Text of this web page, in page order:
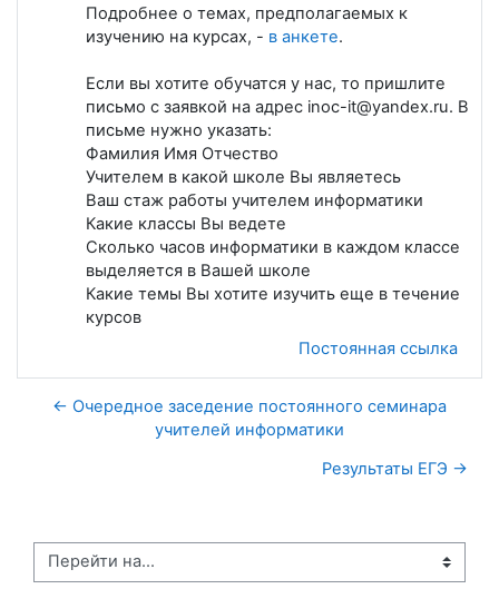
Подробнее о темах, предполагаемых к
изучению на курсах, - в анкете.
Если вы хотите обучатся у нас, то пришлите
письмо с заявкой на адрес inoc-it@yandex.ru. В
письме нужно указать:
Фамилия Имя Отчество
Учителем в какой школе Вы являетесь
Ваш стаж работы учителем информатики
Какие классы Вы ведете
Сколько часов информатики в каждом классе
выделяется в Вашей школе
Какие темы Вы хотите изучить еще в течение
курсов
Постоянная ссылка
← Очередное заседение постоянного семинара
учителей информатики
Результаты ЕГЭ →
Перейти на...